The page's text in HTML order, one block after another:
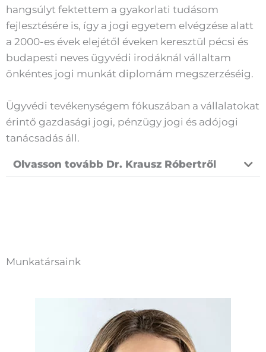
hangsúlyt fektettem a gyakorlati tudásom
fejlesztésére is, így a jogi egyetem elvégzése alatt
a 2000-es évek elejétől éveken keresztül pécsi és
budapesti neves ügyvédi irodáknál vállaltam
önkéntes jogi munkát diplomám megszerzéséig.
Ügyvédi tevékenységem fókuszában a vállalatokat
érintő gazdasági jogi, pénzügy jogi és adójogi
tanácsadás áll.
Olvasson tovább Dr. Krausz Róbertről
Munkatársaink